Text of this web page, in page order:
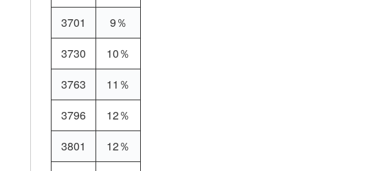
3701
9％
3730
10％
3763
11％
3796
12％
3801
12％